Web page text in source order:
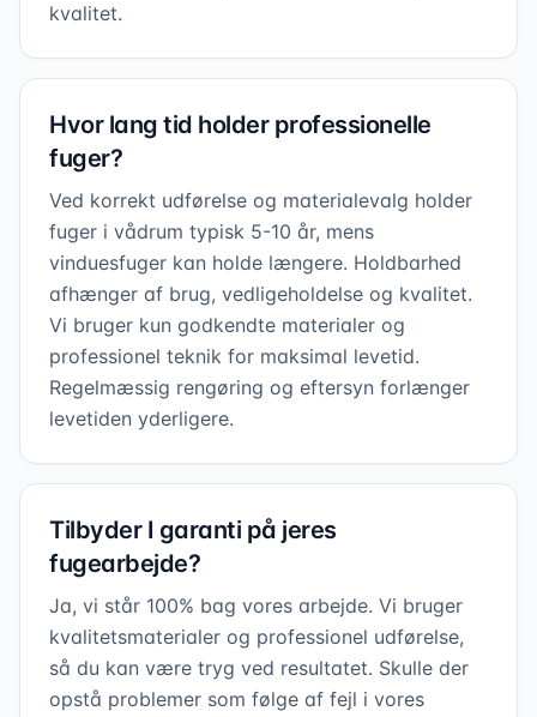
kvalitet.
Hvor lang tid holder professionelle
fuger?
Ved korrekt udførelse og materialevalg holder
fuger i vådrum typisk 5-10 år, mens
vinduesfuger kan holde længere. Holdbarhed
afhænger af brug, vedligeholdelse og kvalitet.
Vi bruger kun godkendte materialer og
professionel teknik for maksimal levetid.
Regelmæssig rengøring og eftersyn forlænger
levetiden yderligere.
Tilbyder I garanti på jeres
fugearbejde?
Ja, vi står 100% bag vores arbejde. Vi bruger
kvalitetsmaterialer og professionel udførelse,
så du kan være tryg ved resultatet. Skulle der
opstå problemer som følge af fejl i vores